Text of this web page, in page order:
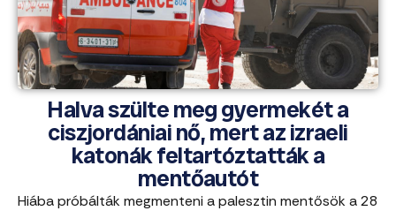
Halva szülte meg gyermekét a
ciszjordániai nő, mert az izraeli
katonák feltartóztatták a
mentőautót
Hiába próbálták megmenteni a palesztin mentősök a 28